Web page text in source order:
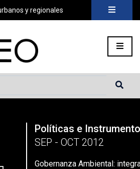
y regionales
Secciones»Columnas»Gobernanza
Políticas e
SEP - OCT 2012
Gobernanza Ambiental: